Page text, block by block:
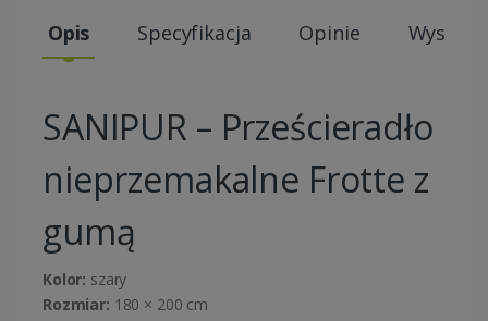
Opis Specyfikacja Opinie Wysyłki
SANIPUR – Prześcieradło
nieprzemakalne Frotte z
gumą
Kolor: szary
Rozmiar: 180 × 200 cm